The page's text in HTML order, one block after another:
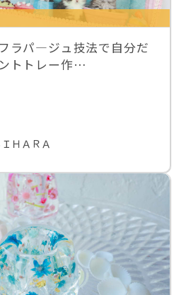
ラパ―ジュ技法で自分だ
トトレー作…
ＨＡＲＡ